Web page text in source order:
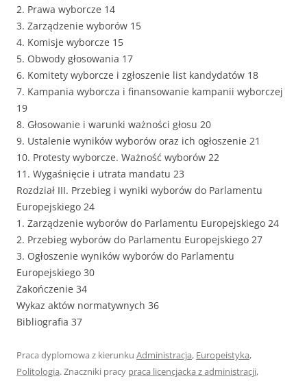
2. Prawa wyborcze 14
3. Zarządzenie wyborów 15
4. Komisje wyborcze 15
5. Obwody głosowania 17
6. Komitety wyborcze i zgłoszenie list kandydatów 18
7. Kampania wyborcza i finansowanie kampanii wyborczej
19
8. Głosowanie i warunki ważności głosu 20
9. Ustalenie wyników wyborów oraz ich ogłoszenie 21
10. Protesty wyborcze. Ważność wyborów 22
11. Wygaśnięcie i utrata mandatu 23
Rozdział III. Przebieg i wyniki wyborów do Parlamentu
Europejskiego 24
1. Zarządzenie wyborów do Parlamentu Europejskiego 24
2. Przebieg wyborów do Parlamentu Europejskiego 27
3. Ogłoszenie wyników wyborów do Parlamentu
Europejskiego 30
Zakończenie 34
Wykaz aktów normatywnych 36
Bibliografia 37
Praca dyplomowa z kierunku Administracja, Europeistyka,
Politologia. Znaczniki pracy praca licencjacka z administracji,